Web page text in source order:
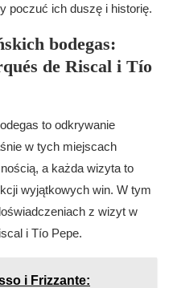
poczuć ich duszę i historię.
bodegas:
de Riscal i Tío
to odkrywanie
w tych miejscach
a każda wizyta to
wyjątkowych win. W tym
z wizyt w
i Tío Pepe.
i Frizzante: